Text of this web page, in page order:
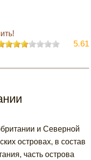
5.61
и Северной
островах, в состав
часть острова